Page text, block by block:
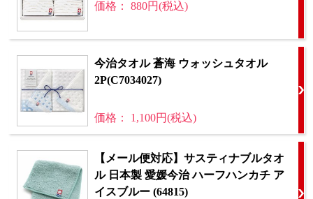
価格： 880円(税込)
今治タオル 蒼海 ウォッシュタオル
2P(C7034027)
価格： 1,100円(税込)
【メール便対応】サスティナブルタオ
ル 日本製 愛媛今治 ハーフハンカチ ア
イスブルー (64815)